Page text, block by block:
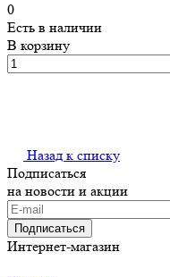
0
Есть в наличии
В корзину
Назад к списку
Подписаться
на новости и акции
Подписаться
Интернет-магазин